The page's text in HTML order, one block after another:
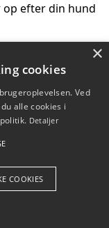
op efter din hund
event ×
cookies
Ved
alle cookies i
Detaljer
COOKIES